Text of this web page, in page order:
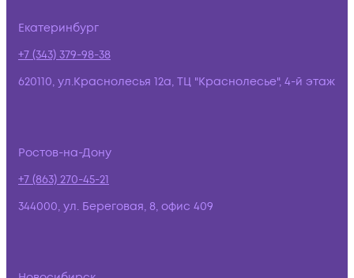
Екатеринбург
+7 (343) 379-98-38
620110, ул.Краснолесья 12а, ТЦ "Краснолесье", 4-й этаж
Ростов-на-Дону
+7 (863) 270-45-21
344000, ул. Береговая, 8, офис 409